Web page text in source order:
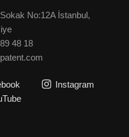
No:12A İstanbul,
48 18
Instagram